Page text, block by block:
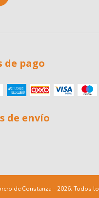
de pago
de envío
de Constanza - 2026. Todos